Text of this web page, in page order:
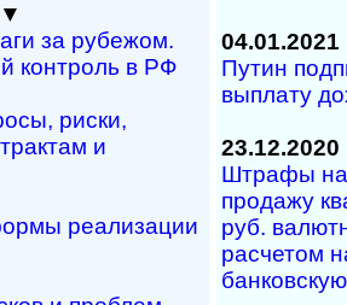
▼
за рубежом.
кон­т­роль в РФ
рис­ки,
и
реализации
04.01.2021
Путин
выплату
23.12.2020
Штрафы на
продажу
руб.
расчетом